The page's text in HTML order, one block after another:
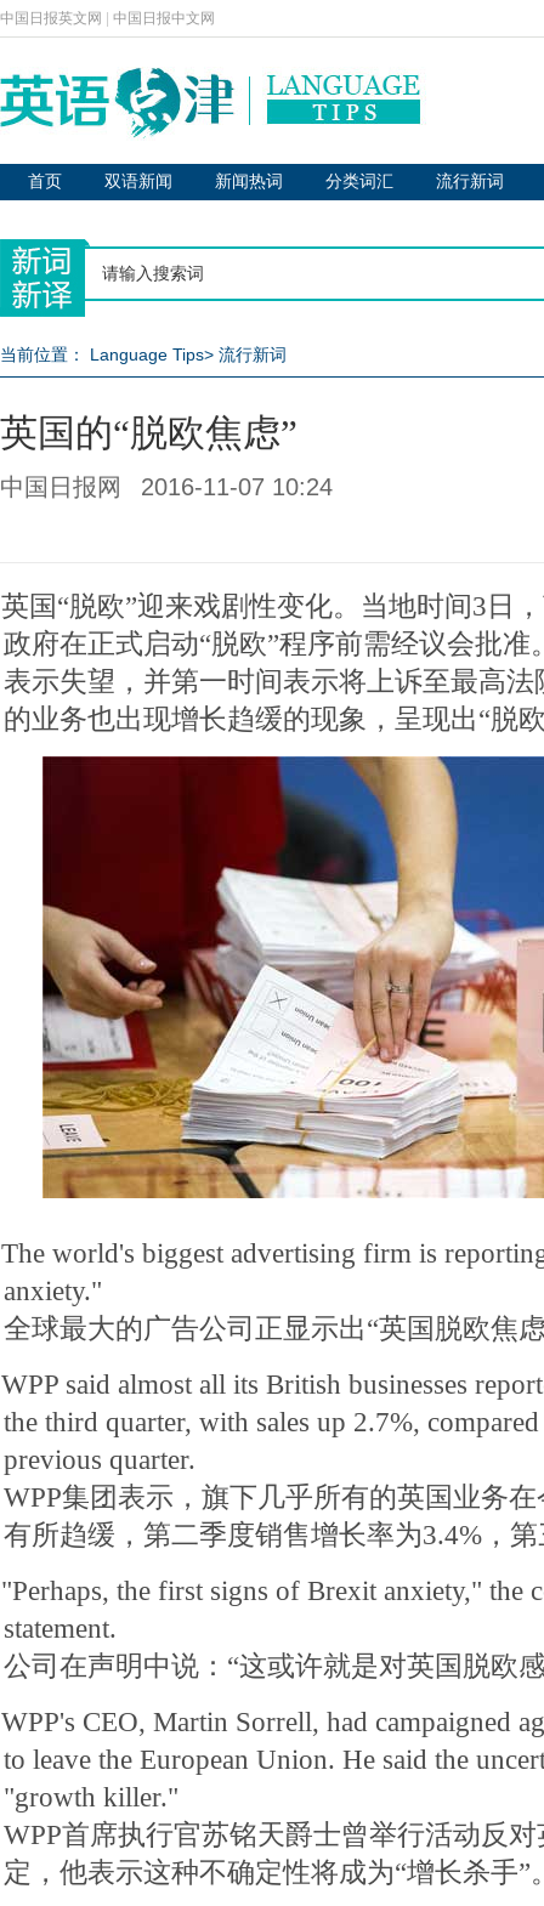
中国日报英文网 中国日报中文网
首页 双语新闻 新闻热词 分类词汇 流行新词
当前位置： Language Tips> 流行新词
英国的“脱欧焦虑”
中国日报网 2016-11-07 10:24
英国“脱欧”迎来戏剧性变化。当地时间3日
政府在正式启动“脱欧”程序前需经议会批
表示失望，并第一时间表示将上诉至最高
的业务也出现增长趋缓的现象，呈现出“脱
The world's biggest advertising firm is
anxiety."
全球最大的广告公司正显示出“英国脱欧焦
WPP said almost all its British businesses
the third quarter, with sales up 2.7%,
previous quarter.
WPP集团表示，旗下几乎所有的英国业务
有所趋缓，第二季度销售增长率为3.4%，
"Perhaps, the first signs of Brexit anxiety," the
statement.
公司在声明中说：“这或许就是对英国脱欧
WPP's CEO, Martin Sorrell, had campaigned
to leave the European Union. He said the
"growth killer."
WPP首席执行官苏铭天爵士曾举行活动反
定，他表示这种不确定性将成为“增长杀手”